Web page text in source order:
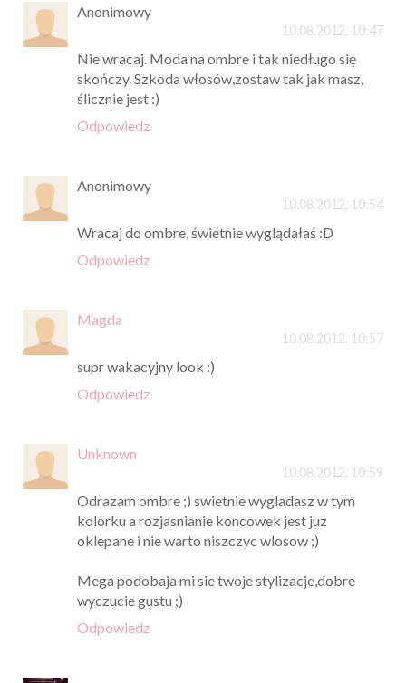
Anonimowy
10.08.2012, 10:47
Nie wracaj. Moda na ombre i tak niedługo się
skończy. Szkoda włosów,zostaw tak jak masz,
ślicznie jest :)
Odpowiedz
Anonimowy
10.08.2012, 10:54
Wracaj do ombre, świetnie wyglądałaś :D
Odpowiedz
Magda
10.08.2012, 10:57
supr wakacyjny look :)
Odpowiedz
Unknown
10.08.2012, 10:59
Odrazam ombre ;) swietnie wygladasz w tym
kolorku a rozjasnianie koncowek jest juz
oklepane i nie warto niszczyc wlosow ;)
Mega podobaja mi sie twoje stylizacje,dobre
wyczucie gustu ;)
Odpowiedz